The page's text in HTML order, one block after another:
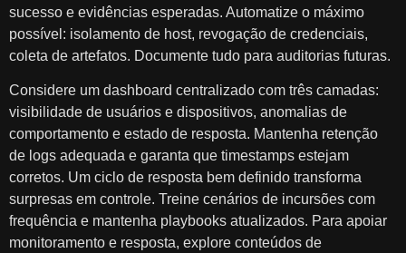
sucesso e evidências esperadas. Automatize o máximo
possível: isolamento de host, revogação de credenciais,
coleta de artefatos. Documente tudo para auditorias futuras.
Considere um dashboard centralizado com três camadas:
visibilidade de usuários e dispositivos, anomalias de
comportamento e estado de resposta. Mantenha retenção
de logs adequada e garanta que timestamps estejam
corretos. Um ciclo de resposta bem definido transforma
surpresas em controle. Treine cenários de incursões com
frequência e mantenha playbooks atualizados. Para apoiar
monitoramento e resposta, explore conteúdos de